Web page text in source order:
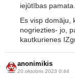
iejūtības pamata.
Es visp domāju,
nogriezties- jo,
kautkurienes
anonimikis
20.oktobris 2023 0:44